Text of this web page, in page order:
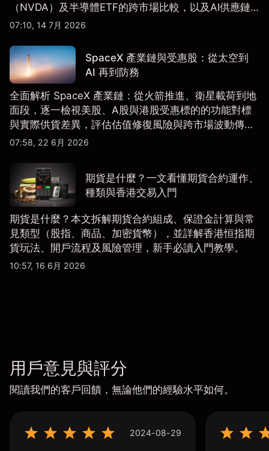
（NVDA）及半導體ETF的跨市場比較，以及AI供應鏈
配置框架，適合香港及亞洲投資者參考。
07:10, 14 7月 2026
SpaceX 產業鏈與受惠股：從太空到
AI 再到防務
全面解析 SpaceX 產業鏈：從火箭推進、衛星載荷到地
面段，逐一檢視美股、A股與港股受惠標的的功能對標
與實際供貨差異，評估估值修復風險與跨市場波動傳
導。
07:58, 22 6月 2026
期貨是什麼？一文看懂期貨合約運作、
種類與香港交易入門
期貨是什麼？本文拆解期貨合約組成、保證金計算與常
見類型（股指、商品、加密貨幣），並詳解香港恒指期
貨玩法、開戶流程及風險管理，新手必讀入門教學。
10:57, 16 6月 2026
用戶意見與評分
閱讀我們的客戶回饋，無論他們的經驗水平如何。
2024-08-29